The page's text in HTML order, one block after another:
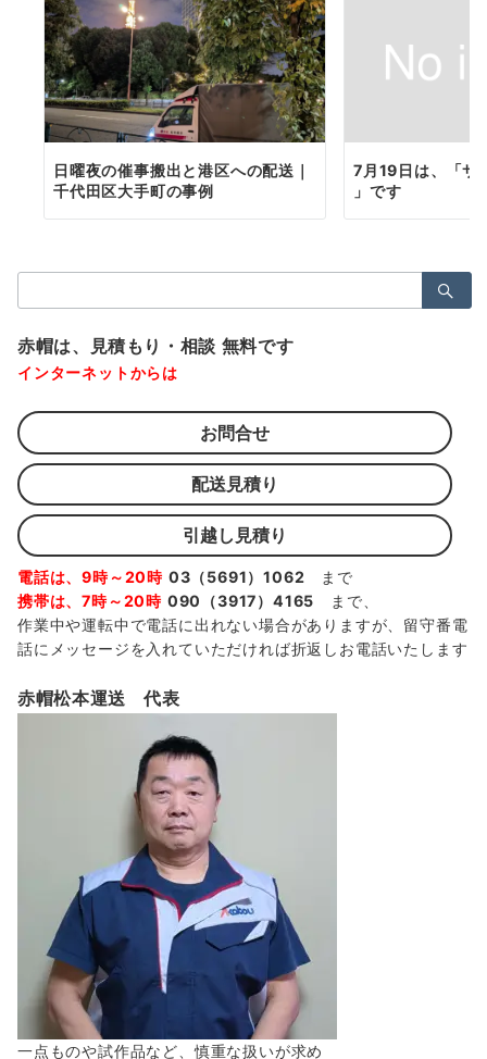
日曜夜の催事搬出と港区への配送｜
千代田区大手町の事例
7月19日は、「
」です
索：
赤帽は、見積もり・相談 無料です
インターネットからは
お問合せ
配送見積り
引越し見積り
電話は、9時～20時 03（5691）1062 まで
携帯は、7時～20時 090（3917）4165 まで、
作業中や運転中で電話に出れない場合がありますが、留守番電
話にメッセージを入れていただければ折返しお電話いたします
赤帽松本運送 代表
一点ものや試作品など、慎重な扱いが求め